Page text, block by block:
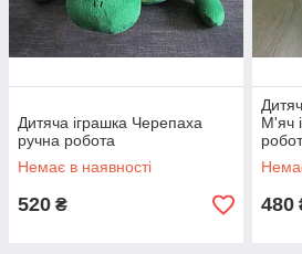
Дитяча іграшка Черепаха
ручна робота
Немає в наявності
520 ₴
М'яч
480